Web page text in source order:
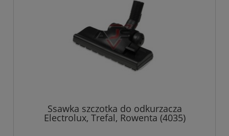
Ssawka szczotka do odkurzacza
Electrolux, Trefal, Rowenta (4035)